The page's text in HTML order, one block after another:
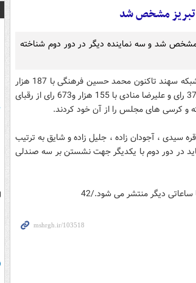
تبریز مشخص شد
مشخص شد و سه نماینده دیگر در دور دوم شناخته
به گزارش مشرق ، بر اساس اعلام واحد خبر شبکه سهند تاکنون محمد حسین فرهنگی با 187 هزار
و 410 رای ، مسعود پزشکیان با 158 هزار و 373 رای و علیرضا منادی با 155 هزار و673 رای از رقبای
و کرسی های مجلس را از آن خود کردند.
، آجودان زاده ، جلیل زاده و شایق به ترتیب
در دور دوم با یکدیگر جهت نشستن بر سه صندلی
ساعاتی دیگر منتشر می شود./42